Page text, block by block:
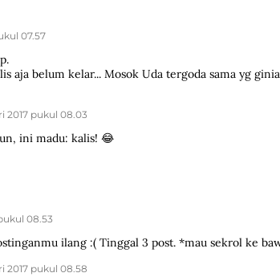
07.57
aja belum kelar... Mosok Uda tergoda sama yg
2017 pukul 08.03
ini madu: kalis! 😂
08.53
ilang :( Tinggal 3 post. *mau sekrol ke
2017 pukul 08.58